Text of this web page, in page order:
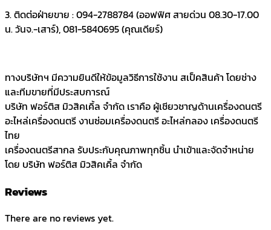
3. ติดต่อฝ่ายขาย : 094-2788784 (ออฟฟิศ สายด่วน 08.30-17.00
น. วันจ.-เสาร์), 081-5840695 (คุณเดียร์)
ทางบริษัทฯ มีความยินดีให้ข้อมูลวิธีการใช้งาน สเป็คสินค้า โดยช่าง
และทีมขายที่มีประสบการณ์
บริษัท ฟอร์ติส มิวสิคเคิ้ล จำกัด เราคือ ผู้เชียวชาญด้านเครื่องดนตรี
อะไหล่เครื่องดนตรี งานซ่อมเครื่องดนตรี อะไหล่กลอง เครื่องดนตรี
ไทย
เครื่องดนตรีสากล รับประกับคุณภาพทุกชิ้น นำเข้าและจัดจำหน่าย
โดย บริษัท ฟอร์ติส มิวสิคเคิ้ล จำกัด
Reviews
There are no reviews yet.